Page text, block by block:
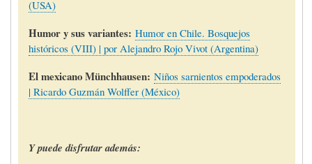
(USA)
Humor y sus variantes: Humor en Chile. Bosquejos
históricos (VIII) | por Alejandro Rojo Vivot (Argentina)
El mexicano Münchhausen: Niños sarnientos empoderados
| Ricardo Guzmán Wolffer (México)
Y puede disfrutar además: